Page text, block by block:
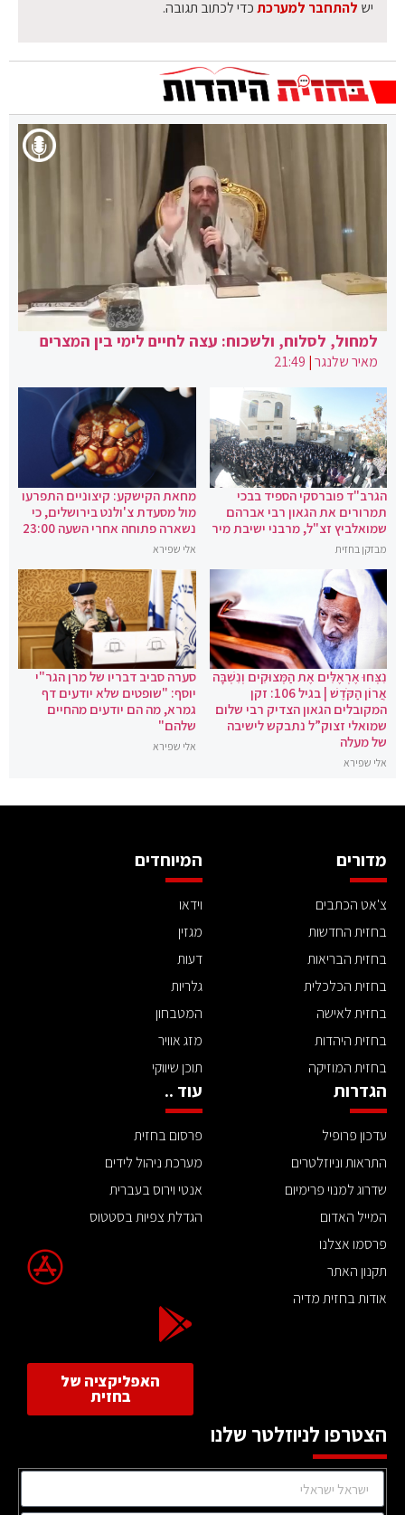
יש להתחבר למערכתכדי לכתוב תגובה.
למחול, לסלוח, ולשכוח: עצה לחיים לימי בין המצרים
מאיר שלנגר|
21:49
הגרב"ד פוברסקי הספיד בבכי
תמרורים את הגאון רבי אברהם
שמואלביץ זצ"ל, מרבני ישיבת מיר
מבזקן בחזית
מחאת הקישקע: קיצוניים התפרעו
מול מסעדת צ'ולנט בירושלים, כי
נשארה פתוחה אחרי השעה 23:00
אלי שפירא
נִצְּחוּ אֶרְאֶלִּים אֶת הַמְּצוּקִים וְנִשְׁבָּה
אֲרוֹן הַקֹּדֶשׁ | בגיל 106: זקן
המקובלים הגאון הצדיק רבי שלום
שמואלי זצוק”ל נתבקש לישיבה
של מעלה
אלי שפירא
סערה סביב דבריו של מרן הגר"י
יוסף: "שופטים שלא יודעים דף
גמרא, מה הם יודעים מהחיים
שלהם"
אלי שפירא
מדורים
צ'אט הכתבים
בחזית החדשות
בחזית הבריאות
בחזית הכלכלית
בחזית לאישה
בחזית היהדות
בחזית המוזיקה
המיוחדים
וידאו
מגזין
דעות
גלריות
המטבחון
מזג אוויר
תוכן שיווקי
הגדרות
עדכון פרופיל
התראות וניוזלטרים
שדרוג למנוי פרימיום
המייל האדום
פרסמו אצלנו
תקנון האתר
אודות בחזית מדיה
עוד ..
פרסום בחזית
מערכת ניהול לידים
אנטי וירוס בעברית
הגדלת צפיות בסטטוס
האפליקציה של
בחזית
הצטרפו לניוזלטר שלנו